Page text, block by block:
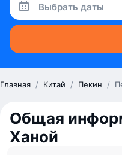
Выбрать даты
Главная / Китай / Пекин /
Общая
Ханой